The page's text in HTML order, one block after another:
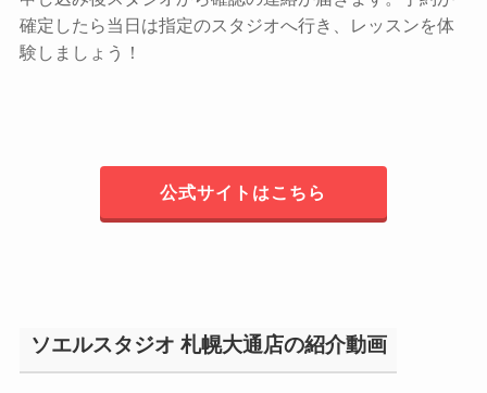
確定したら当日は指定のスタジオへ行き、レッスンを体
験しましょう！
公式サイトはこちら
ソエルスタジオ 札幌大通店の紹介動画